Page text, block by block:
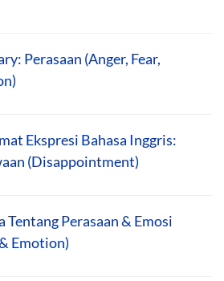
Perasaan (Anger, Fear,
Ekspresi Bahasa Inggris:
(Disappointment)
Tentang Perasaan & Emosi
Emotion)